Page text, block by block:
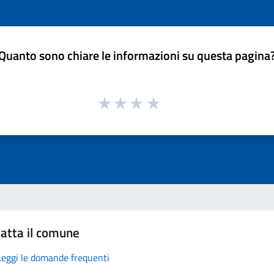
sono chiare le informazioni su questa
il comune
le domande frequenti